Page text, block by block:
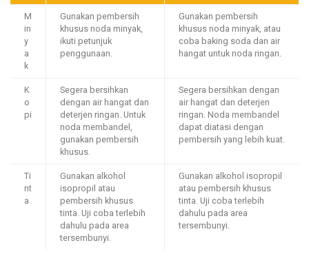
M
in
y
a
k
Gunakan pembersih
khusus noda minyak,
ikuti petunjuk
penggunaan.
Gunakan pembersih
khusus noda minyak, atau
coba baking soda dan air
hangat untuk noda ringan.
K
o
pi
Segera bersihkan
dengan air hangat dan
deterjen ringan. Untuk
noda membandel,
gunakan pembersih
khusus.
Segera bersihkan dengan
air hangat dan deterjen
ringan. Noda membandel
dapat diatasi dengan
pembersih yang lebih kuat.
Ti
nt
a
Gunakan alkohol
isopropil atau
pembersih khusus
tinta. Uji coba terlebih
dahulu pada area
tersembunyi.
Gunakan alkohol isopropil
atau pembersih khusus
tinta. Uji coba terlebih
dahulu pada area
tersembunyi.